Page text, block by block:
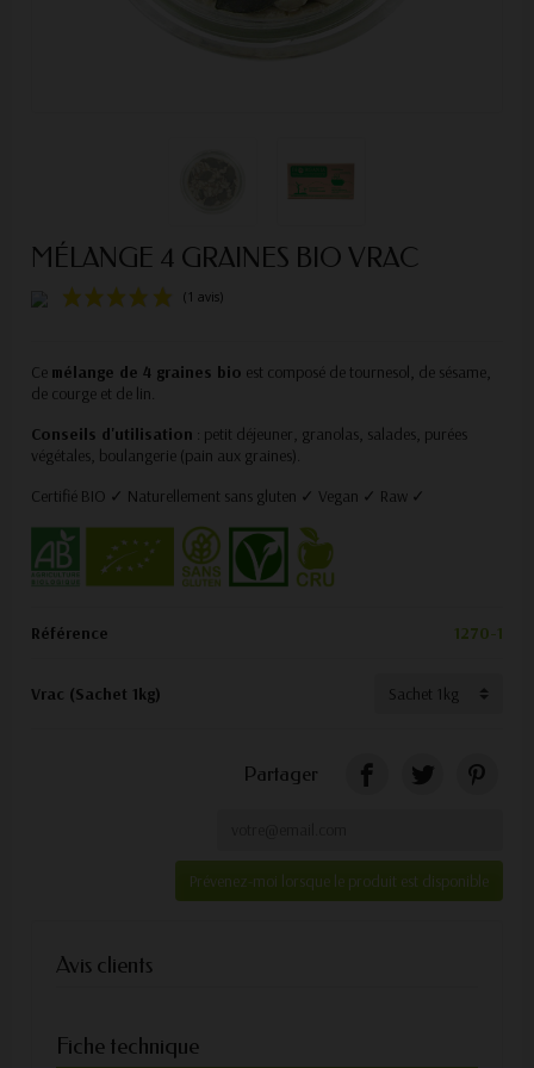
MÉLANGE 4 GRAINES BIO VRAC
(1 avis)
Ce mélange de 4 graines bio est composé de tournesol, de sésame,
de courge et de lin.
Conseils d'utilisation : petit déjeuner, granolas, salades, purées
végétales, boulangerie (pain aux graines).
Certifié BIO ✓ Naturellement sans gluten ✓ Vegan ✓ Raw ✓
Référence 1270-1
Vrac (Sachet 1kg)
Partager
Prévenez-moi lorsque le produit est disponible
Avis clients
Fiche technique